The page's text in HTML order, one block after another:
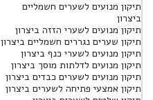
תיקון מנועים לשערים חשמליים
ביצרון
תיקון מנועים לשערי הזזה ביצרון
תיקון שערים נגררים חשמליים ביצרון
תיקון מנועים לשערי כנף ביצרון
תיקון מנועים לדלתות מוסך ביצרון
תיקון מנועים לשערים כבדים ביצרון
תיקון אמצעי פתיחה לשערים ביצרון